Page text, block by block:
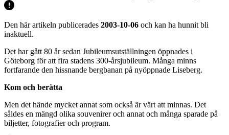
Den här artikeln publicerades 2003-10-06 och kan ha hunnit bli
inaktuell.
Det har gått 80 år sedan Jubileumsutställningen öppnades i
Göteborg för att fira stadens 300-årsjubileum. Många minns
fortfarande den hissnande bergbanan på nyöppnade Liseberg.
Kom och berätta
Men det hände mycket annat som också är värt att minnas. Det
såldes en mängd olika souvenirer och annat och många sparade på
biljetter, fotografier och program.